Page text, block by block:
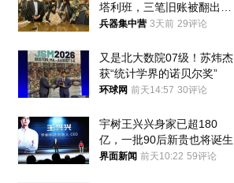
塔利班，三笔旧账被翻出，
最大风险出现
兵器集中营 3天前 29评论
又是北大数院07级！苏炜杰
获“统计学界的诺贝尔奖”
环球网 前天14:57 30评论
宇树王兴兴身家已超180
亿，一批90后新贵也将诞生
界面新闻 前天10:22 59评论